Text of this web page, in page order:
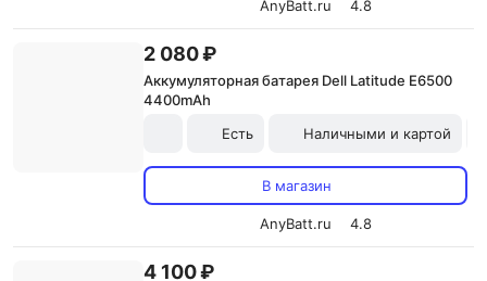
AnyBatt.ru 4.8
2 080 ₽
Аккумуляторная батарея Dell Latitude E6500
4400mAh
Есть
Наличными и картой
В магазин
AnyBatt.ru 4.8
4 100 ₽